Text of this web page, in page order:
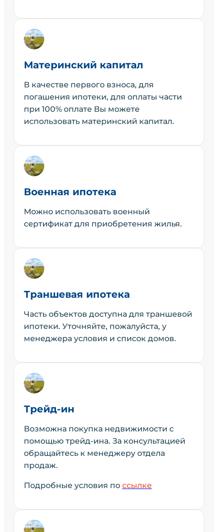
Материнский капитал
В качестве первого взноса, для
погашения ипотеки, для оплаты части
при 100% оплате Вы можете
использовать материнский капитал.
Военная ипотека
Можно использовать военный
сертификат для приобретения жилья.
Траншевая ипотека
Часть объектов доступна для траншевой
ипотеки. Уточняйте, пожалуйста, у
менеджера условия и список домов.
Трейд-ин
Возможна покупка недвижимости с
помощью трейд-ина. За консультацией
обращайтесь к менеджеру отдела
продаж.
Подробные условия по ссылке